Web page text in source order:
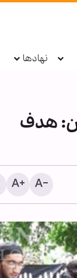
نهادها
هدف
اطعام روزانه ۱۰ هزار
کرامت در ایام